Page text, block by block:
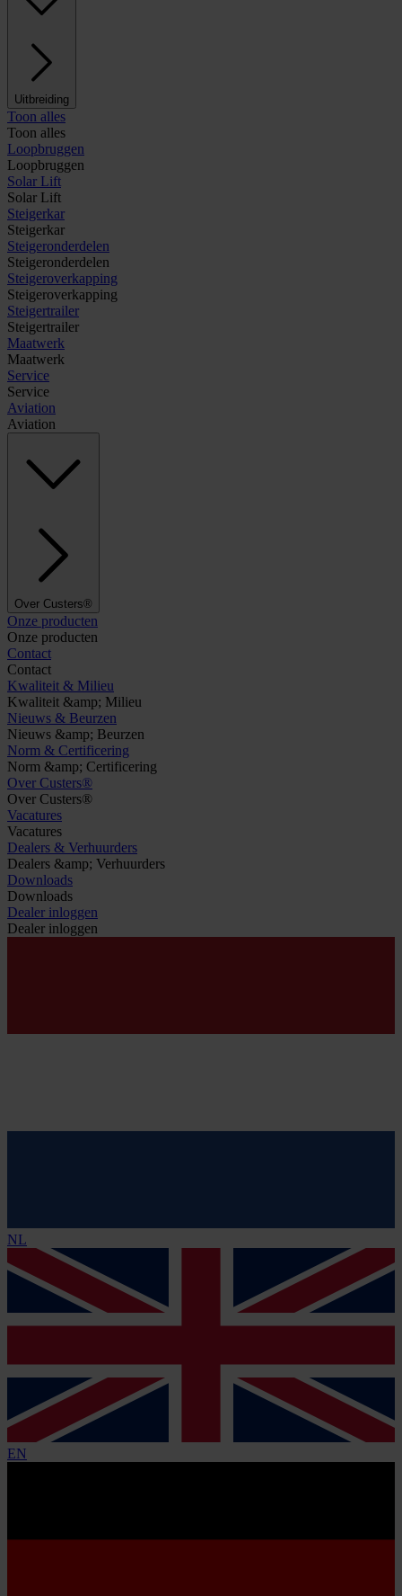
Uitbreiding
Toon alles
Toon alles
Loopbruggen
Loopbruggen
Solar Lift
Solar Lift
Steigerkar
Steigerkar
Steigeronderdelen
Steigeronderdelen
Steigeroverkapping
Steigeroverkapping
Steigertrailer
Steigertrailer
Maatwerk
Maatwerk
Service
Service
Aviation
Aviation
Over Custers®
Onze producten
Onze producten
Contact
Contact
Kwaliteit & Milieu
Kwaliteit &amp; Milieu
Nieuws & Beurzen
Nieuws &amp; Beurzen
Norm & Certificering
Norm &amp; Certificering
Over Custers®
Over Custers®
Vacatures
Vacatures
Dealers & Verhuurders
Dealers &amp; Verhuurders
Downloads
Downloads
Dealer inloggen
Dealer inloggen
NL
EN